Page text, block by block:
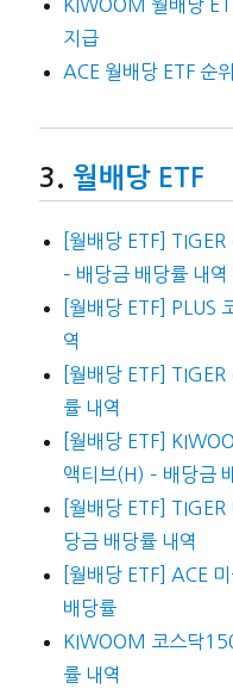
KIWOOM 월배당
지급
ACE 월배당 ETF 순
월배당 ETF
[월배당 ETF]
– 배당금 배당률 내역
[월배당 ETF] PLUS
역
[월배당 ETF]
률 내역
[월배당 ETF]
액티브(H) – 배당금
[월배당 ETF]
당금 배당률 내역
[월배당 ETF] ACE
배당률
KIWOOM 코스닥
률 내역